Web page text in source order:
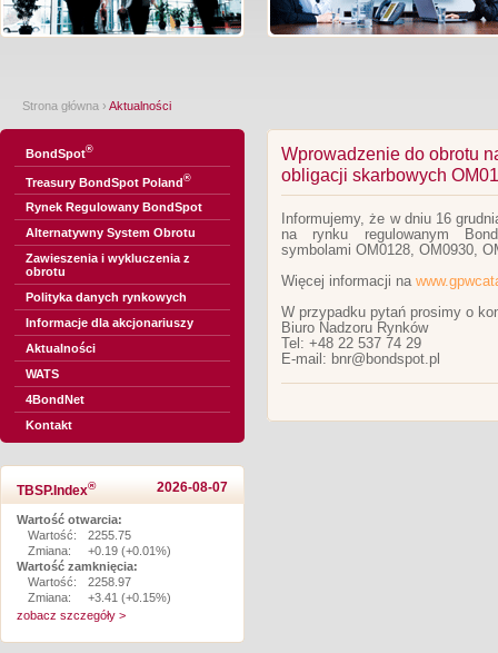
Strona główna › Aktualności
BondSpot®
Treasury BondSpot Poland®
Rynek Regulowany BondSpot
Alternatywny System Obrotu
Zawieszenia i wykluczenia z
obrotu
Polityka danych rynkowych
Informacje dla akcjonariuszy
Aktualności
WATS
4BondNet
Kontakt
TBSP.Index® 2026-08-07
Wartość otwarcia:
Wartość:
2255.75
Zmiana:
+0.19 (+0.01%)
Wartość zamknięcia:
Wartość:
2258.97
Zmiana:
+3.41 (+0.15%)
zobacz szczegóły >
Wprowadzenie do obrotu
obligacji skarbowych
Informujemy, że w dniu 16
na rynku regulowanym
symbolami OM0128, OM0930,
Więcej informacji na
W przypadku pytań prosimy o
Biuro Nadzoru Rynków
Tel: +48 22 537 74 29
E-mail: bnr@bondspot.pl